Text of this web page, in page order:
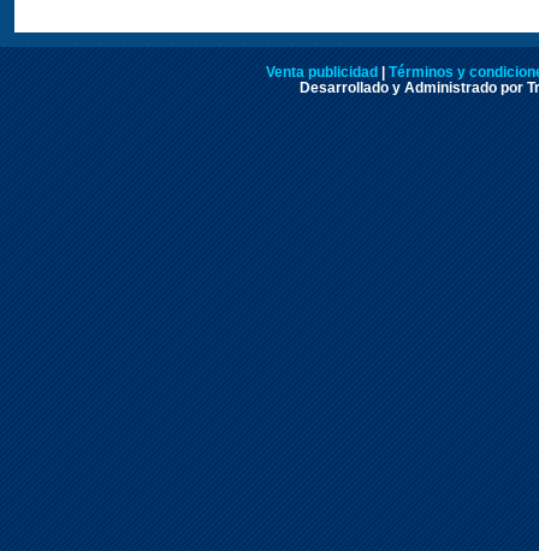
Venta publicidad
Términos y
Desarrollado y Administrado por